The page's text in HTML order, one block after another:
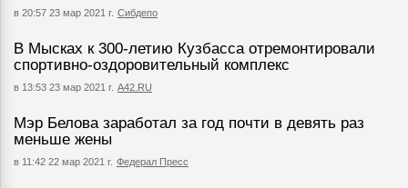
в 20:57 23 мар 2021 г. Сибдепо
В Мысках к 300-летию Кузбасса отремонтировали
спортивно-оздоровительный комплекс
в 13:53 23 мар 2021 г. А42.RU
Мэр Белова заработал за год почти в девять раз
меньше жены
в 11:42 22 мар 2021 г. Федерал Пресс